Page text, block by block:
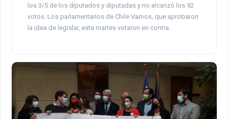
los 3/5 de los diputados y diputadas y no alcanzó los 92
votos. Los parlamentarios de Chile Vamos, que aprobaron
la idea de legislar, este martes votaron en contra.